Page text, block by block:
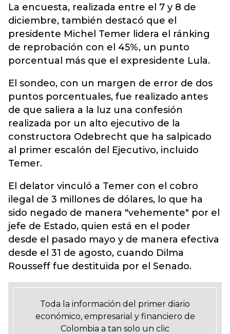
La encuesta, realizada entre el 7 y 8 de
diciembre, también destacó que el
presidente Michel Temer lidera el ránking
de reprobación con el 45%, un punto
porcentual más que el expresidente Lula.
El sondeo, con un margen de error de dos
puntos porcentuales, fue realizado antes
de que saliera a la luz una confesión
realizada por un alto ejecutivo de la
constructora Odebrecht que ha salpicado
al primer escalón del Ejecutivo, incluido
Temer.
El delator vinculó a Temer con el cobro
ilegal de 3 millones de dólares, lo que ha
sido negado de manera "vehemente" por el
jefe de Estado, quien está en el poder
desde el pasado mayo y de manera efectiva
desde el 31 de agosto, cuando Dilma
Rousseff fue destituida por el Senado.
Toda la información del primer diario
económico, empresarial y financiero de
Colombia a tan solo un clic